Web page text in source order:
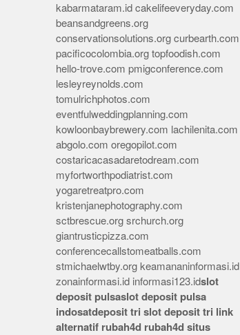
kabarmataram.id cakelifeeveryday.com
beansandgreens.org
conservationsolutions.org curbearth.com
pacificocolombia.org topfoodish.com
hello-trove.com pmigconference.com
lesleyreynolds.com
tomulrichphotos.com
eventfulweddingplanning.com
kowloonbaybrewery.com lachilenita.com
abgolo.com oregopilot.com
costaricacasadaretodream.com
myfortworthpodiatrist.com
yogaretreatpro.com
kristenjanephotography.com
sctbrescue.org srchurch.org
giantrusticpizza.com
conferencecallstomeatballs.com
stmichaelwtby.org keamananinformasi.id
zonainformasi.id informasi123.idslot
deposit pulsaslot deposit pulsa
indosatdeposit tri slot deposit tri link
alternatif rubah4d rubah4d situs